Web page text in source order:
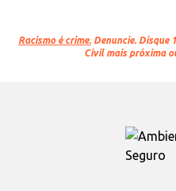
Racismo é crime. Denuncie. Disque
Civil mais próxima